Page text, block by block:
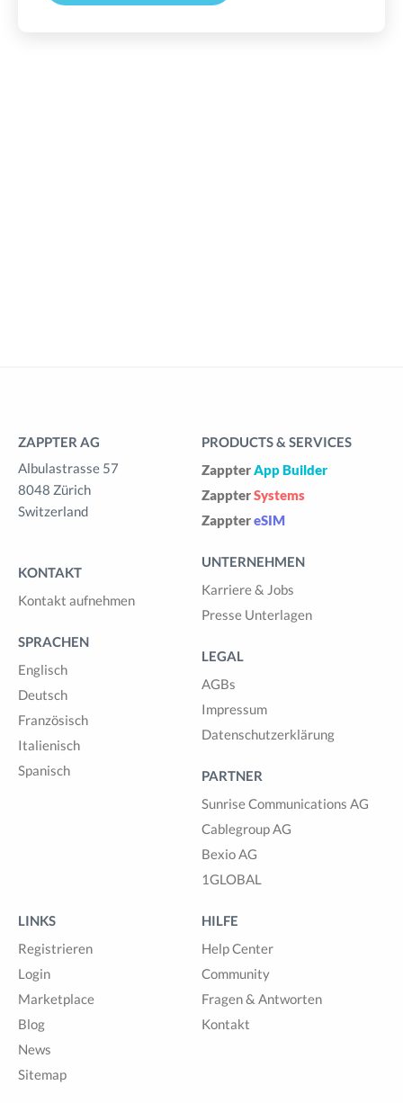
ZAPPTER AG
Albulastrasse 57
8048 Zürich
Switzerland
KONTAKT
Kontakt aufnehmen
SPRACHEN
Englisch
Deutsch
Französisch
Italienisch
Spanisch
PRODUCTS & SERVICES
ZappterApp Builder
ZappterSystems
ZapptereSIM
UNTERNEHMEN
Karriere & Jobs
Presse Unterlagen
LEGAL
AGBs
Impressum
Datenschutzerklärung
PARTNER
Sunrise Communications AG
Cablegroup AG
Bexio AG
1GLOBAL
LINKS
Registrieren
Login
Marketplace
Blog
News
Sitemap
HILFE
Help Center
Community
Fragen & Antworten
Kontakt